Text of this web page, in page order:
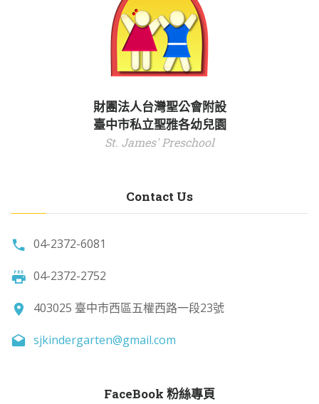
財團法人台灣聖公會附設
臺中市私立聖雅各幼兒園
St. James' Preschool
Contact Us
04-2372-6081
04-2372-2752
403025 臺中市西區五權西路一段23號
sjkindergarten@gmail.com
FaceBook 粉絲專頁